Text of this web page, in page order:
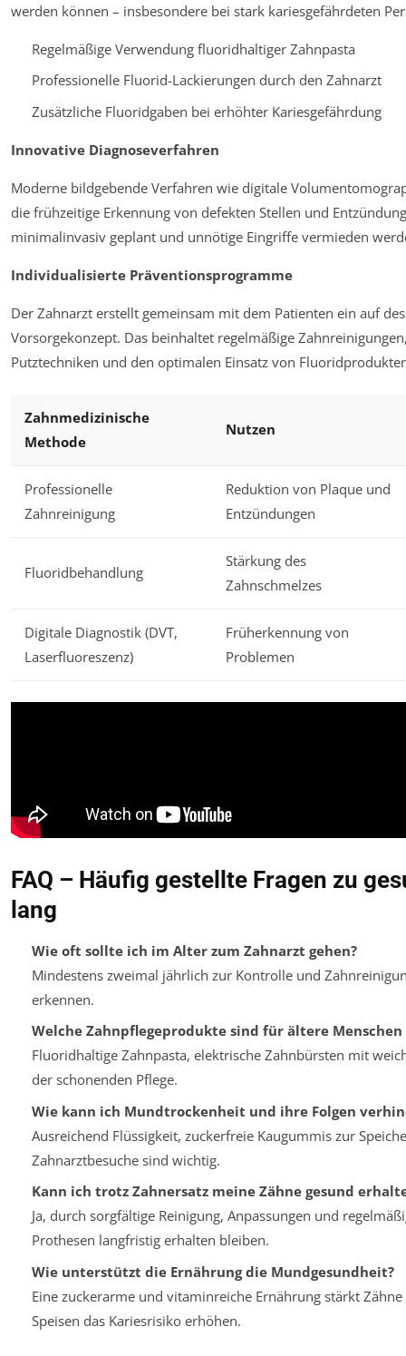
werden können – insbesondere bei stark kariesgefährdeten
Regelmäßige Verwendung fluoridhaltiger Zahnpasta
Professionelle Fluorid-Lackierungen durch den Zahnarzt
Zusätzliche Fluoridgaben bei erhöhter Kariesgefährdung
Innovative Diagnoseverfahren
Moderne bildgebende Verfahren wie digitale
die frühzeitige Erkennung von defekten Stellen und
minimalinvasiv geplant und unnötige Eingriffe vermieden
Individualisierte Präventionsprogramme
Der Zahnarzt erstellt gemeinsam mit dem Patienten ein auf
Vorsorgekonzept. Das beinhaltet regelmäßige
Putztechniken und den optimalen Einsatz von
Zahnmedizinische
Methode
Nutzen
Professionelle
Zahnreinigung
Reduktion von Plaque und
Entzündungen
Fluoridbehandlung
Stärkung des
Zahnschmelzes
Digitale Diagnostik (DVT,
Laserfluoreszenz)
Früherkennung von
Problemen
FAQ – Häufig gestellte Fragen zu
lang
Wie oft sollte ich im Alter zum Zahnarzt gehen?
Mindestens zweimal jährlich zur Kontrolle und
erkennen.
Welche Zahnpflegeprodukte sind für ältere Menschen
Fluoridhaltige Zahnpasta, elektrische Zahnbürsten mit
der schonenden Pflege.
Wie kann ich Mundtrockenheit und ihre Folgen
Ausreichend Flüssigkeit, zuckerfreie Kaugummis zur
Zahnarztbesuche sind wichtig.
Kann ich trotz Zahnersatz meine Zähne gesund
Ja, durch sorgfältige Reinigung, Anpassungen und
Prothesen langfristig erhalten bleiben.
Wie unterstützt die Ernährung die Mundgesundheit?
Eine zuckerarme und vitaminreiche Ernährung stärkt
Speisen das Kariesrisiko erhöhen.